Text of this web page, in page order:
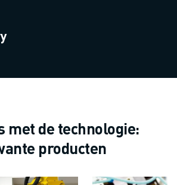
met de technologie:
producten